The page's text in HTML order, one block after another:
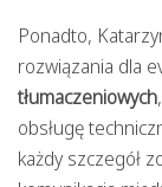
Ponadto,
rozwiązania dla
tłumaczeniowych
obsługę
każdy szczegół